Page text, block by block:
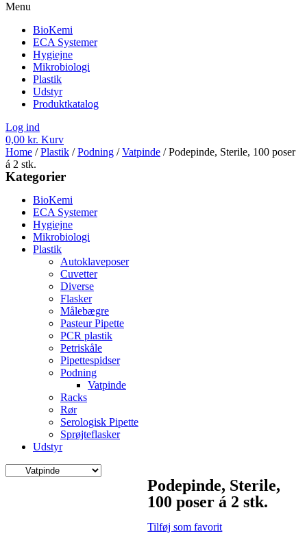
Menu
BioKemi
ECA Systemer
Hygiejne
Mikrobiologi
Plastik
Udstyr
Produktkatalog
Log ind
0,00 kr. Kurv
Home /Plastik /Podning /Vatpinde / Podepinde, Sterile, 100 poser
á 2 stk.
Kategorier
BioKemi
ECA Systemer
Hygiejne
Mikrobiologi
Plastik
Autoklaveposer
Cuvetter
Diverse
Flasker
Målebægre
Pasteur Pipette
PCR plastik
Petriskåle
Pipettespidser
Podning
Vatpinde
Racks
Rør
Serologisk Pipette
Sprøjteflasker
Udstyr
Podepinde, Sterile,
100 poser á 2 stk.
Tilføj som favorit